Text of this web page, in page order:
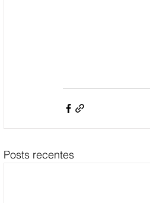
Posts recentes